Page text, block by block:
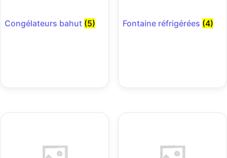
Congélateurs bahut (5) Fontaine réfrigérées (4)